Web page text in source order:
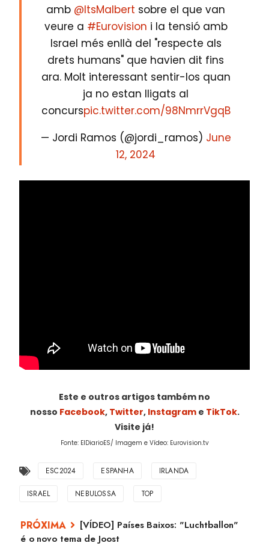
amb @ItsMalbert sobre el que van
veure a #Eurovision i la tensió amb
Israel més enllà del "respecte als
drets humans" que havien dit fins
ara. Molt interessant sentir-los quan
ja no estan lligats al
concurspic.twitter.com/98NmrrVgqB
— Jordi Ramos (@jordi_ramos) June
12, 2024
Este e outros artigos também no
nosso Facebook, Twitter, Instagrame TikTok.
Visite já!
Fonte: ElDiarioES/ Imagem e Vídeo: Eurovision.tv
ESC2024 ESPANHA IRLANDA
ISRAEL NEBULOSSA TOP
[VÍDEO] Países Baixos: "Luchtballon"
é o novo tema de Joost